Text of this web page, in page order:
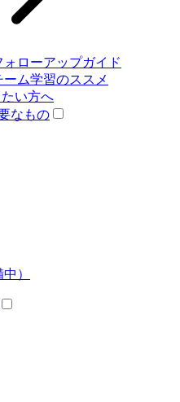
ローアップガイド
ム学習のススメ
い方へ
なもの
）